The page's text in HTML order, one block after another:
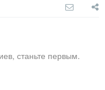
станьте первым.